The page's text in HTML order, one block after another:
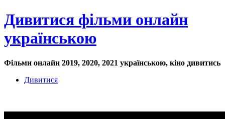
Дивитися фільми онлайн
українською
Фільми онлайн 2019, 2020, 2021 українською, кіно дивитись
Дивитися